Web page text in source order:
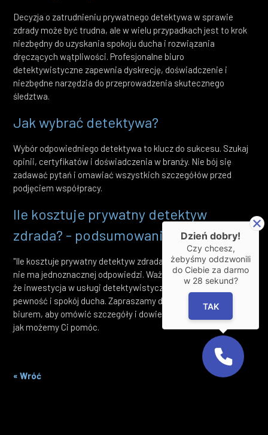
Decyzja o zatrudnieniu prywatnego detektywa w sprawie
zdrady może być trudna, ale w wielu przypadkach jest to krok
niezbędny do uzyskania spokoju ducha i rozwiązania
dręczących wątpliwości. Profesjonalne biuro
detektywistyczne zapewnia dyskrecję, doświadczenie i
niezbędne narzędzia do przeprowadzenia skutecznego
śledztwa.
Jak wybrać detektywa?
Wybór odpowiedniego detektywa to klucz do sukcesu. Szukaj
opinii, certyfikatów i doświadczenia w branży. Nie bój się
zadawać pytań i omawiać wszystkich szczegółów przed
podjęciem współpracy.
Ile kosztuje prywatny detektyw
zdrada? - podsumowanie
"Ile kosztuje prywatny detektyw zdrada?" to pytanie, na które
nie ma jednoznacznej odpowiedzi. Ważne jest, aby zrozumieć,
że inwestycja w usługi detektywistyczne to inwestycja w
pewność i spokój ducha. Zapraszamy do kontaktu z naszym
biurem, aby omówić szczegóły i dowiedzieć się więcej o tym,
jak możemy Ci pomóc.
« Wróć
Dzień dobry!
Czy chcesz,
żebyśmy oddzwonili
do Ciebie za darmo
w 28 sekund?
TAK